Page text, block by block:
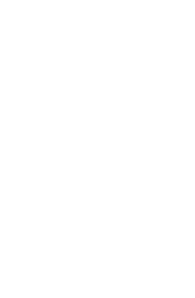
条件で算出した概算金額となります。お支払い金額の目安